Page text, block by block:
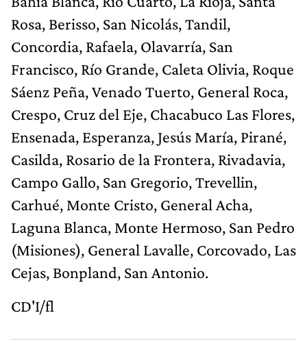
Rosa, Berisso, San Nicolás, Tandil,
Concordia, Rafaela, Olavarría, San
Francisco, Río Grande, Caleta Olivia, Roque
Sáenz Peña, Venado Tuerto, General Roca,
Crespo, Cruz del Eje, Chacabuco Las Flores,
Ensenada, Esperanza, Jesús María, Pirané,
Casilda, Rosario de la Frontera, Rivadavia,
Campo Gallo, San Gregorio, Trevellin,
Carhué, Monte Cristo, General Acha,
Laguna Blanca, Monte Hermoso, San Pedro
(Misiones), General Lavalle, Corcovado, Las
Cejas, Bonpland, San Antonio.
CD'I/fl